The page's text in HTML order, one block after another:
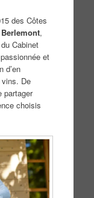
des Côtes
,
Cabinet
et
d’en
De
partager
choisis